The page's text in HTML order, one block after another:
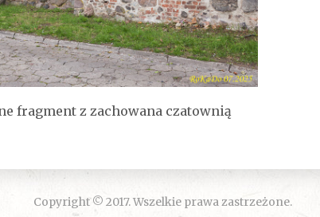
fragment z zachowana czatownią
Copyright © 2017. Wszelkie prawa zastrzeżone.